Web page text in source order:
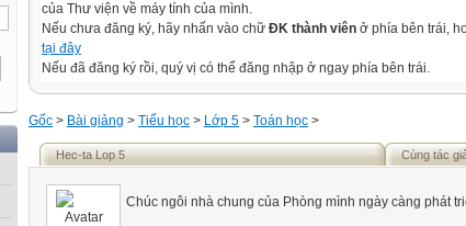
của Thư viện về máy tính của mình.
Nếu chưa đăng ký, hãy nhấn vào chữ ĐK thành viên ở phía bên trái,
tại đây
Nếu đã đăng ký rồi, quý vị có thể đăng nhập ở ngay phía bên trái.
Gốc > Bài giảng > Tiểu học > Lớp 5 > Toán học >
Hec-ta Lop 5 Cùng tác
Chúc ngôi nhà chung của Phòng mình ngày càng phát